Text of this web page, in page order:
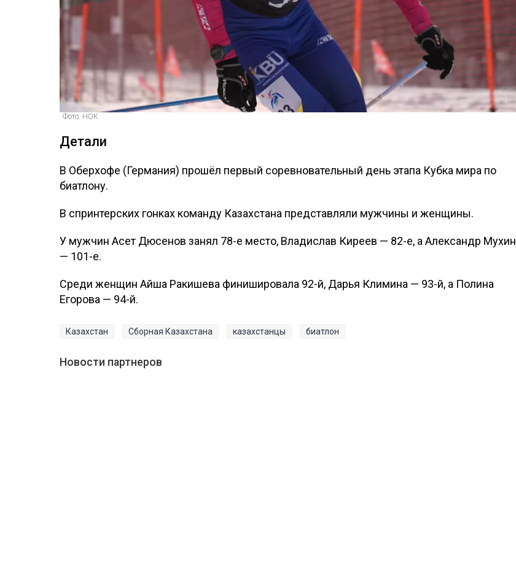
Фото: НОК
Детали
В Оберхофе (Германия) прошёл первый соревновательный день этапа Кубка мира по
биатлону.
В спринтерских гонках команду Казахстана представляли мужчины и женщины.
У мужчин Асет Дюсенов занял 78-е место, Владислав Киреев — 82-е, а Александр Мухин
— 101-е.
Среди женщин Айша Ракишева финишировала 92-й, Дарья Климина — 93-й, а Полина
Егорова — 94-й.
Казахстан Сборная Казахстана казахстанцы биатлон
Новости партнеров